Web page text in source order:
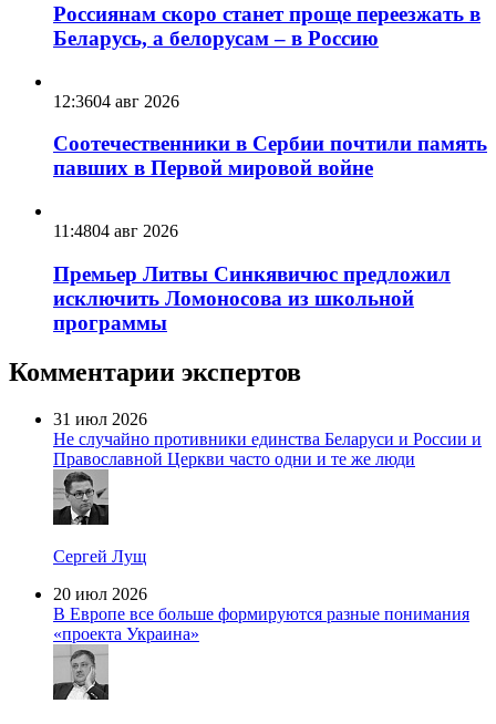
Россиянам скоро станет проще переезжать в
Беларусь, а белорусам – в Россию
12:3604 авг 2026
Соотечественники в Сербии почтили память
павших в Первой мировой войне
11:4804 авг 2026
Премьер Литвы Синкявичюс предложил
исключить Ломоносова из школьной
программы
Комментарии экспертов
31 июл 2026
Не случайно противники единства Беларуси и России и
Православной Церкви часто одни и те же люди
Сергей Лущ
20 июл 2026
В Европе все больше формируются разные понимания
«проекта Украина»